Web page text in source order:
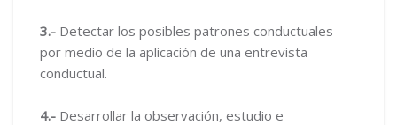
3.- Detectar los posibles patrones conductuales
por medio de la aplicación de una entrevista
conductual.
4.- Desarrollar la observación, estudio e